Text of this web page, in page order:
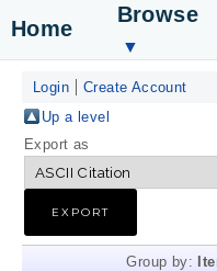
Home
Browse
▼
Login
Create Account
Up a level
Export as
Group by: